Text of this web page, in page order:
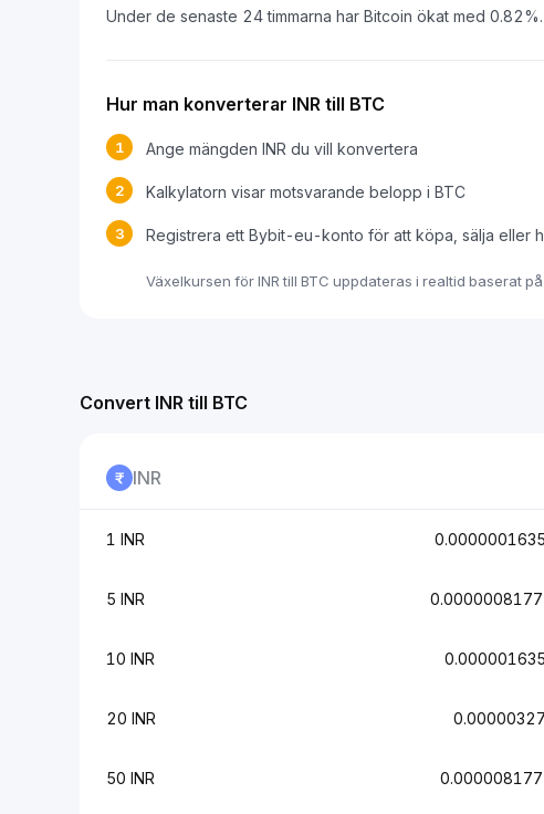
Under de senaste 24 timmarna har Bitcoin ökat med 0.82%.
Hur man konverterar INR till BTC
1 Ange mängden INR du vill konvertera
2 Kalkylatorn visar motsvarande belopp i BTC
3 Registrera ett Bybit-eu-konto för att köpa, sälja eller
Växelkursen för INR till BTC uppdateras i realtid baserat
Convert INR till BTC
INR
1 INR
5 INR
10 INR
20 INR
50 INR